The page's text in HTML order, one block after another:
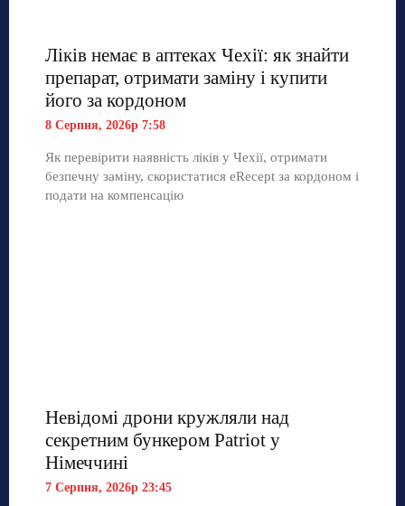
Ліків немає в аптеках Чехії: як знайти
препарат, отримати заміну і купити
його за кордоном
8 Серпня, 2026р 7:58
Як перевірити наявність ліків у Чехії, отримати
безпечну заміну, скористатися eRecept за кордоном і
подати на компенсацію
Невідомі дрони кружляли над
секретним бункером Patriot у
Німеччині
7 Серпня, 2026р 23:45